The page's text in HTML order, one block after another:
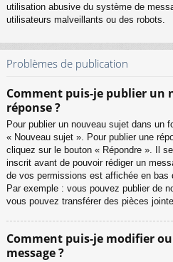
utilisation abusive du système de
utilisateurs malveillants ou des robots.
Problèmes de publication
Comment puis-je publier un
réponse ?
Pour publier un nouveau sujet dans un
« Nouveau sujet ». Pour publier une
cliquez sur le bouton « Répondre ». Il
inscrit avant de pouvoir rédiger un
de vos permissions est affichée en bas
Par exemple : vous pouvez publier de
vous pouvez transférer des pièces
Comment puis-je modifier
message ?